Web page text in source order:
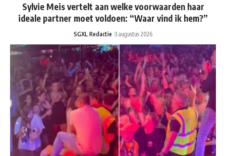
Sylvie Meis vertelt aan welke voorwaarden haar
ideale partner moet voldoen: “Waar vind ik hem?”
SGXL Redactie 3 augustus 2026